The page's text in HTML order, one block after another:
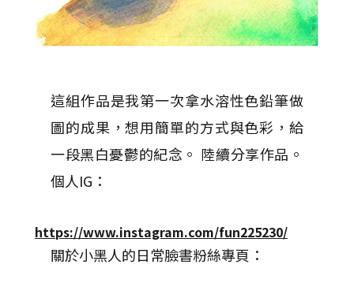
這組作品是我第一次拿水溶性色鉛筆做
圖的成果，想用簡單的方式與色彩，給
一段黑白憂鬱的紀念。 陸續分享作品。
個人IG：
https://www.instagram.com/fun225230/
關於小黑人的日常臉書粉絲專頁：